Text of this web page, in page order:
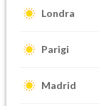
Londra
Parigi
Madrid